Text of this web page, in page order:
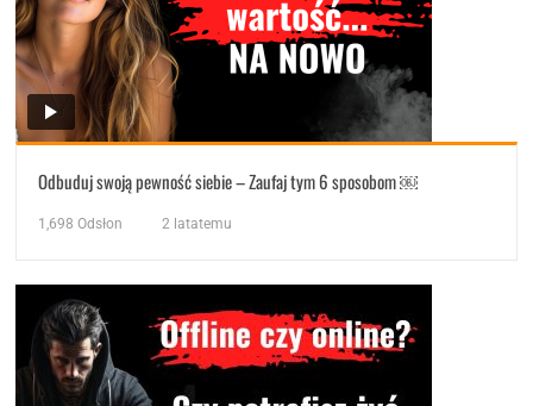
Odbuduj swoją pewność siebie – Zaufaj tym 6 sposobom ￼
1,698 Odsłon 2 latatemu